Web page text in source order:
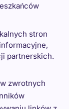
stron
partnerskich.
zwrotnych